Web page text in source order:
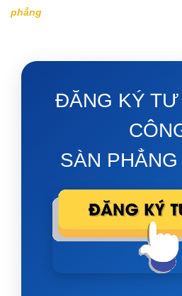
phẳng
ĐĂNG KÝ TƯ
SÀN